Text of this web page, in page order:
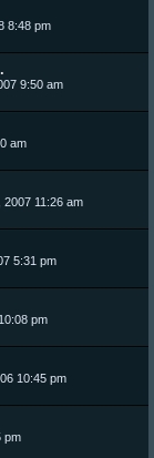
8:48 pm
9:50 am
am
2007 11:26 am
5:31 pm
pm
10:45 pm
pm